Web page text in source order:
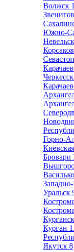
Волжск 1
Южно-
Невельск
Корсаков
Черкесск
Горно-
Бровари
Западно-
Уральск
Кострома
Курган
Якутск 8